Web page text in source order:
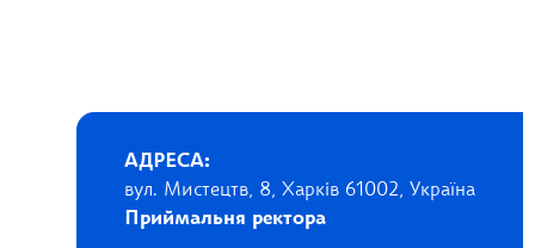
АДРЕСА:
вул. Мистецтв, 8, Харків 61002, Україна
Приймальня ректора